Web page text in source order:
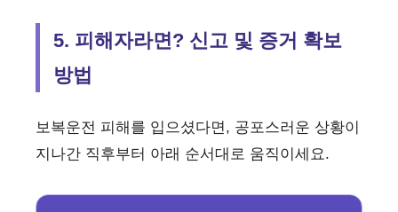
5. 피해자라면? 신고 및 증거 확보
방법
보복운전 피해를 입으셨다면, 공포스러운 상황이
지나간 직후부터 아래 순서대로 움직이세요.